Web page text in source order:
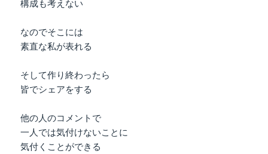
構成も考えない
なのでそこには
素直な私が表れる
そして作り終わったら
皆でシェアをする
他の人のコメントで
一人では気付けないことに
気付くことができる